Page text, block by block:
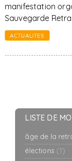
manifestation
Sauvegarde
ACTUALITES
LISTE DE
âge de la
élections (1)